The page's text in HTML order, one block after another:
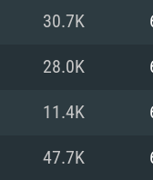
30.7K
28.0K
11.4K
47.7K